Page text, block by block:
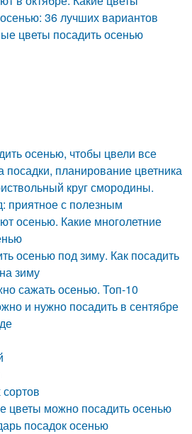
36 лучших вариантов
цветы посадить осенью
осенью, чтобы цвели все
посадки, планирование цветника
круг смородины.
приятное с полезным
осенью. Какие многолетние
осенью под зиму. Как посадить
зиму
сажать осенью. Топ-10
и нужно посадить в сентябре
цветы можно посадить осенью
посадок осенью